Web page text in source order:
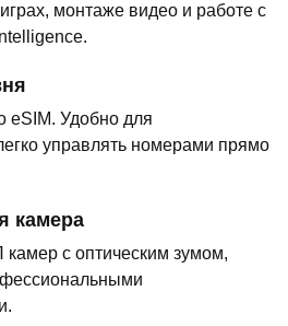
монтаже видео и работе с
eSIM. Удобно для
управлять номерами прямо
камера
с оптическим зумом,